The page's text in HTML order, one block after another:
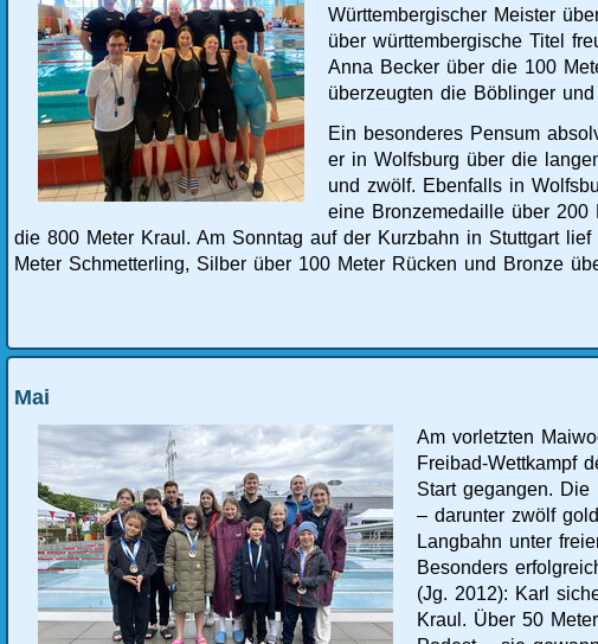
Württembergischer Meister
über württembergische Titel
Anna Becker über die 100
überzeugten die Böblinger
Ein besonderes Pensum
er in Wolfsburg über die
und zwölf. Ebenfalls in
eine Bronzemedaille über 200
die 800 Meter Kraul. Am Sonntag auf der Kurzbahn in Stuttgart
Meter Schmetterling, Silber über 100 Meter Rücken und Bronze
Mai
Am vorletzten
Freibad-Wettkampf
Start gegangen.
– darunter zwölf
Langbahn unter
Besonders
(Jg. 2012): Karl
Kraul. Über 50